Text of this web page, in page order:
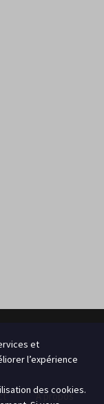
A propos
et
l’expérience
des cookies.